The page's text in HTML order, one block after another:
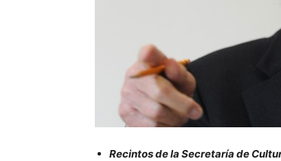
Recintos de la Secretaría de